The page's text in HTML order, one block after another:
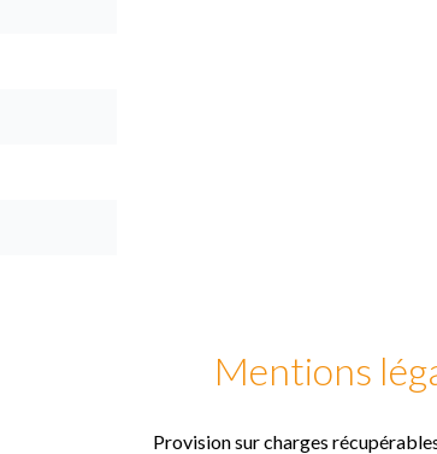
Mentions
Provision sur charges